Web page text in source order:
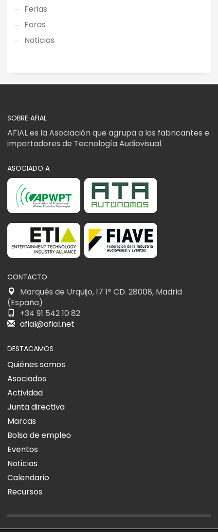
Ferias
Foros
Noticias
SOBRE AFIAL
AFIAL es la Asociación que agrupa a los fabricantes e
importadores de Tecnología Audiovisual.
ASOCIADO A
CONTACTO
Marqués de Urquijo, 17 1º CD. 28008, Madrid
(España)
+34 91 542 10 82
afial@afial.net
DESTACAMOS
Quiénes somos
Asociados
Actividad
Junta directiva
Marcas
Bolsa de empleo
Eventos
Noticias
Calendario
Recursos